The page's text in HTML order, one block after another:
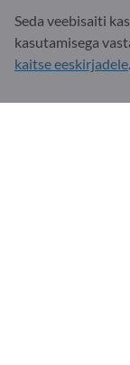
Hea tarnija
teenust, mis
eelnevalt,
Vajaduse
Seda veebisaiti
kasutamisega
kaitse eeskirjadele.